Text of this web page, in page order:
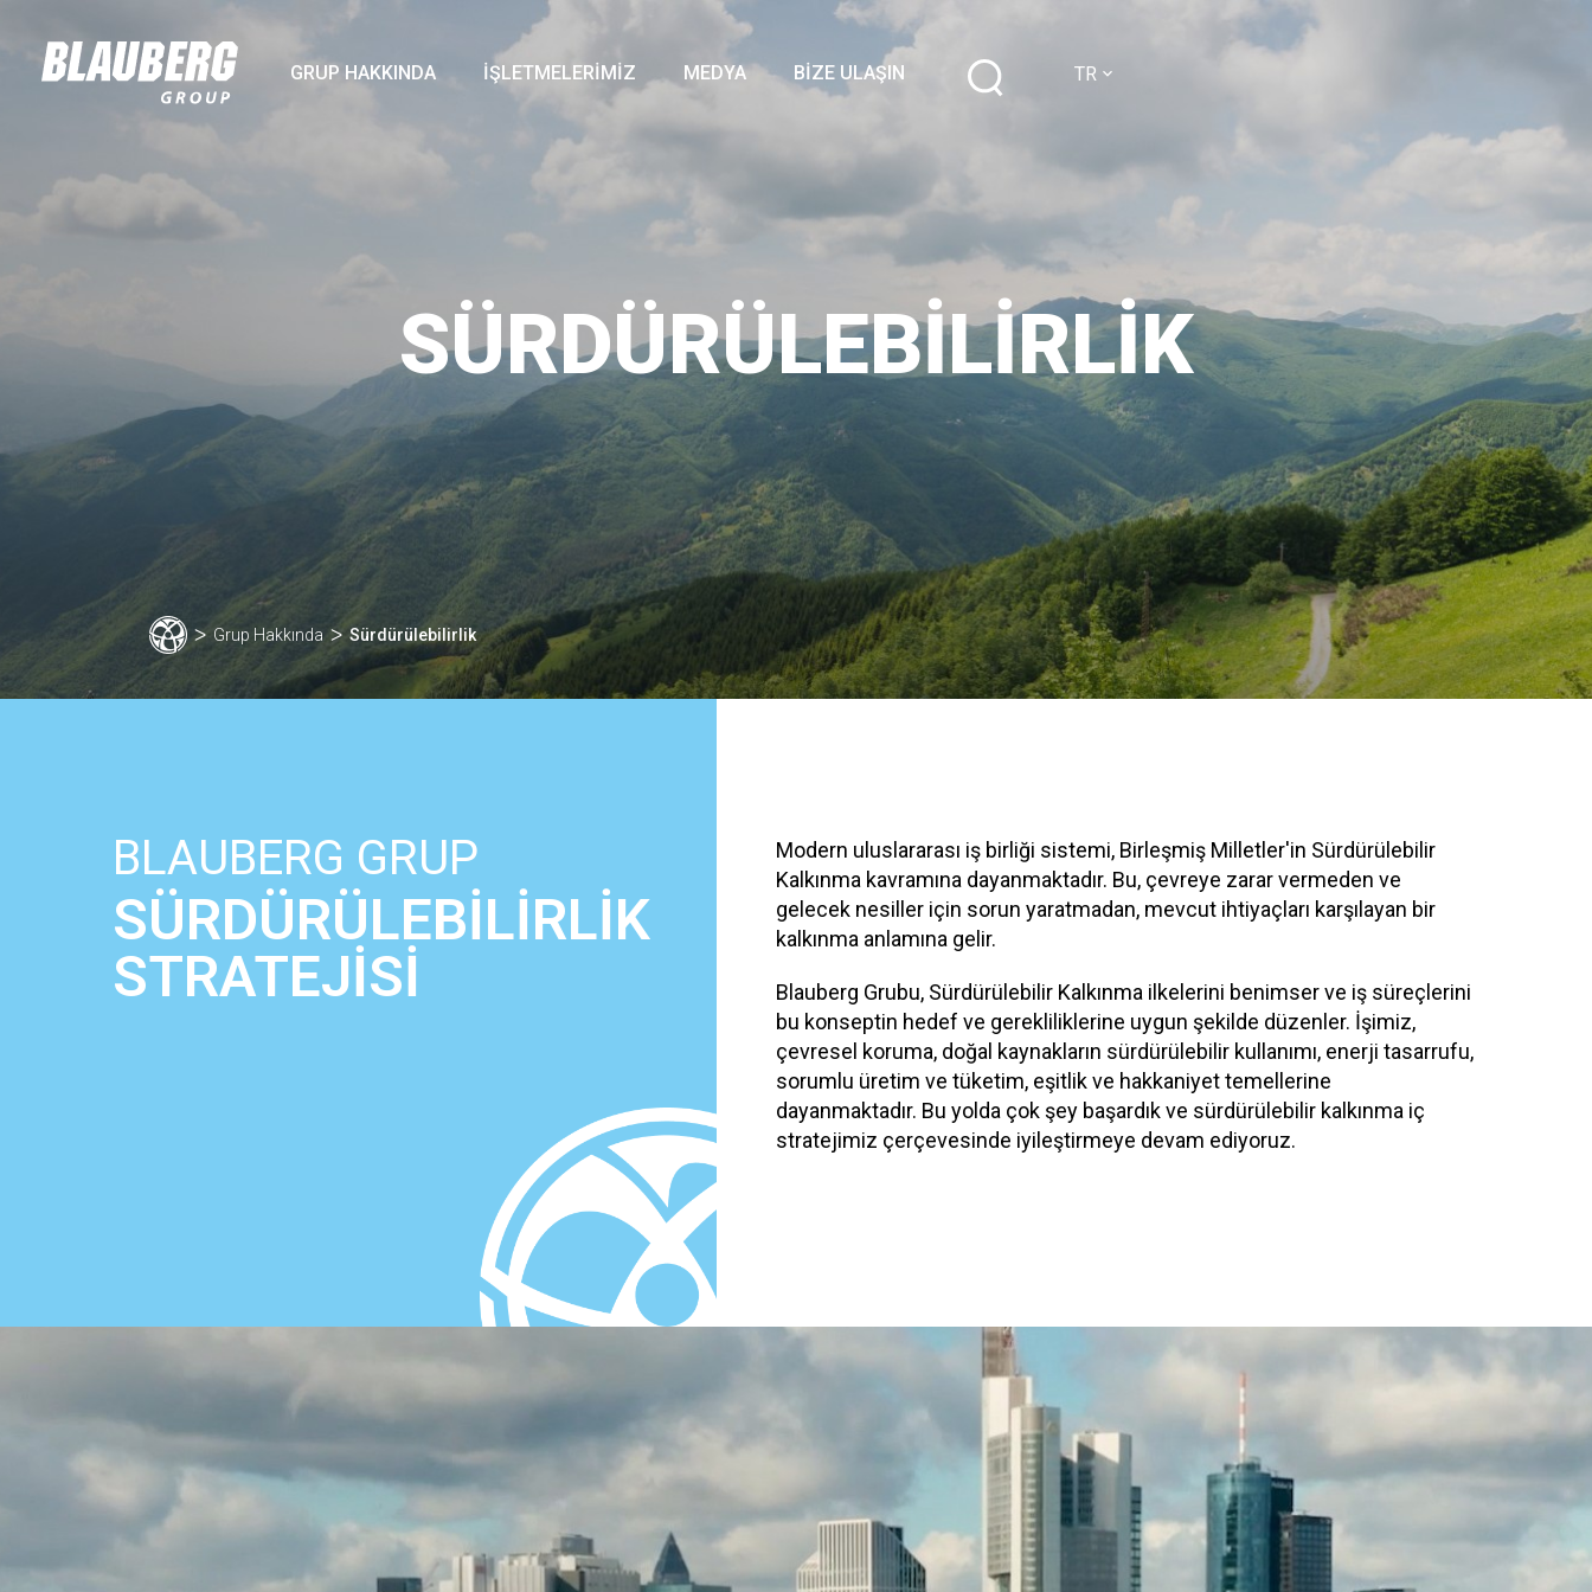
GRUP HAKKINDA İŞLETMELERIMIZ MEDYA BIZE ULAŞIN TR
ᐳ Grup Hakkında ᐳ Sürdürülebilirlik
SÜRDÜRÜLEBILIRLIK
BLAUBERG GRUP
SÜRDÜRÜLEBİLİRLİK
STRATEJİSİ
Modern uluslararası iş birliği sistemi, Birleşmiş Milletler'in Sürdürülebilir
Kalkınma kavramına dayanmaktadır. Bu, çevreye zarar vermeden ve
gelecek nesiller için sorun yaratmadan, mevcut ihtiyaçları karşılayan bir
kalkınma anlamına gelir.
Blauberg Grubu, Sürdürülebilir Kalkınma ilkelerini benimser ve iş süreçlerini
bu konseptin hedef ve gerekliliklerine uygun şekilde düzenler. İşimiz,
çevresel koruma, doğal kaynakların sürdürülebilir kullanımı, enerji tasarrufu,
sorumlu üretim ve tüketim, eşitlik ve hakkaniyet temellerine
dayanmaktadır. Bu yolda çok şey başardık ve sürdürülebilir kalkınma iç
stratejimiz çerçevesinde iyileştirmeye devam ediyoruz.